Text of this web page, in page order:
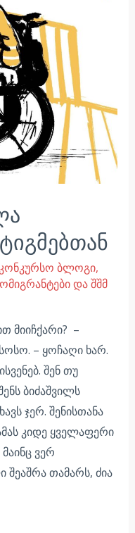
ბლოგი,
და შშმ
მიიჩქარი? –
– ყოჩაღი ხარ.
შენ თუ
ბიძაშვილს
ჯერ. შენისთანა
კიდე ყველაფერი
ვერ
შეაშრა თამარს, ძია